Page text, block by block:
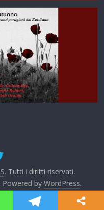
. Tutti i diritti riservati.
by WordPress.